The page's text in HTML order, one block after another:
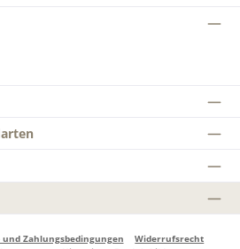
und Zahlungsbedingungen
Widerrufsrecht